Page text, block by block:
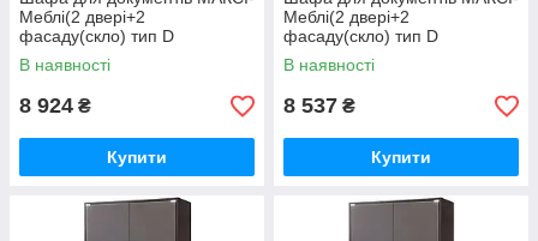
Меблі(2 двері+2
фасаду(скло) тип D
(800*2000*400) Венге магія/
Дуб молочний (8320)
В наявності
8 924 ₴
Купити
Меблі(2 двері+2
фасаду(скло) тип D
(700*2000*450) Венге магія/
Дуб молочний (8321)
В наявності
8 537 ₴
Купити